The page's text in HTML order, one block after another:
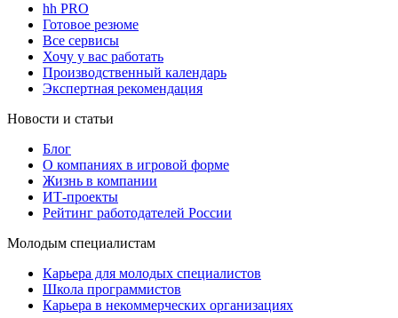
hh PRO
Готовое резюме
Все сервисы
Хочу у вас работать
Производственный календарь
Экспертная рекомендация
Новости и статьи
Блог
О компаниях в игровой форме
Жизнь в компании
ИТ-проекты
Рейтинг работодателей России
Молодым специалистам
Карьера для молодых специалистов
Школа программистов
Карьера в некоммерческих организациях